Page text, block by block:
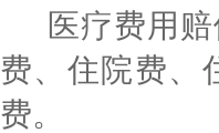
医疗费用
费、住院费、
费。